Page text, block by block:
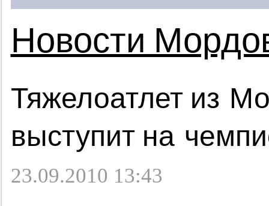
Новости
Тяжелоатлет из
выступит на
23.09.2010 13:43